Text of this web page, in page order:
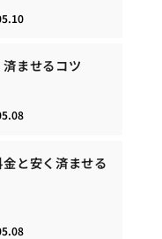
ませるコツ
と安く済ませる